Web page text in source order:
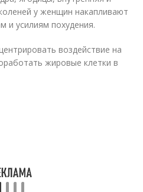
у женщин накапливают
и усилиям похудения.
воздействие на
жировые клетки в